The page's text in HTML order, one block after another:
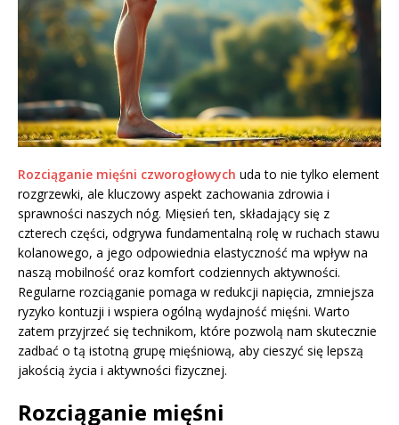
Rozciąganie mięśni czworogłowych uda to nie tylko element
rozgrzewki, ale kluczowy aspekt zachowania zdrowia i
sprawności naszych nóg. Mięsień ten, składający się z
czterech części, odgrywa fundamentalną rolę w ruchach stawu
kolanowego, a jego odpowiednia elastyczność ma wpływ na
naszą mobilność oraz komfort codziennych aktywności.
Regularne rozciąganie pomaga w redukcji napięcia, zmniejsza
ryzyko kontuzji i wspiera ogólną wydajność mięśni. Warto
zatem przyjrzeć się technikom, które pozwolą nam skutecznie
zadbać o tą istotną grupę mięśniową, aby cieszyć się lepszą
jakością życia i aktywności fizycznej.
Rozciąganie mięśni